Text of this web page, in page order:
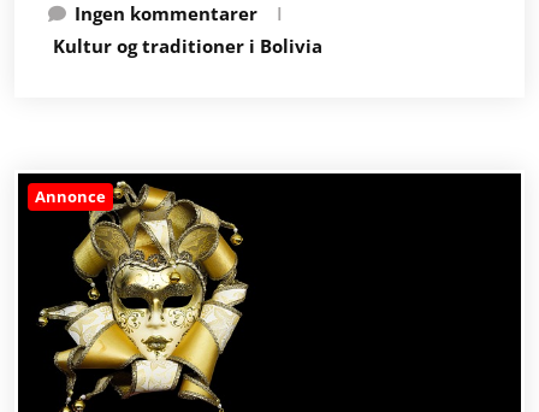
Ingen kommentarer
I
Kultur og traditioner i Bolivia
Annonce